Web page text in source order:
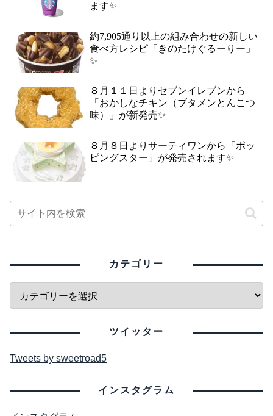
ます✨
約7,905通り以上の組み合わせの新しい
食べ方レシピ「きのたけぐるーりー」
✨
８月１１日よりセブンイレブンから
「おかしなチキン（ブタメンとんこつ
味）」が新発売✨
８月８日よりサーティワンから「ポッ
ピングスター」が発売されます✨
カテゴリー
ツイッター
Tweets by sweetroad5
インスタグラム